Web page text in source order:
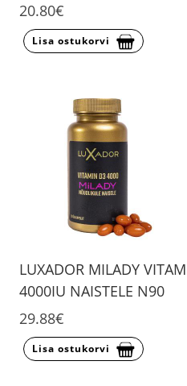
20.80€
Lisa ostukorvi
LUXADOR MILADY
4000IU NAISTELE N90
29.88€
Lisa ostukorvi